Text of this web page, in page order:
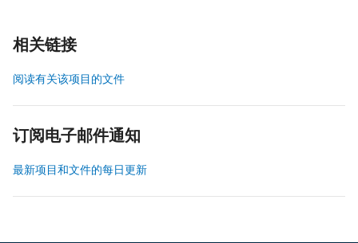
相关链接
阅读有关该项目的文件
订阅电子邮件通知
最新项目和文件的每日更新